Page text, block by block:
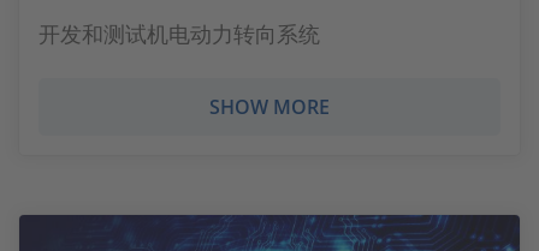
开发和测试机电动力转向系统
SHOW MORE